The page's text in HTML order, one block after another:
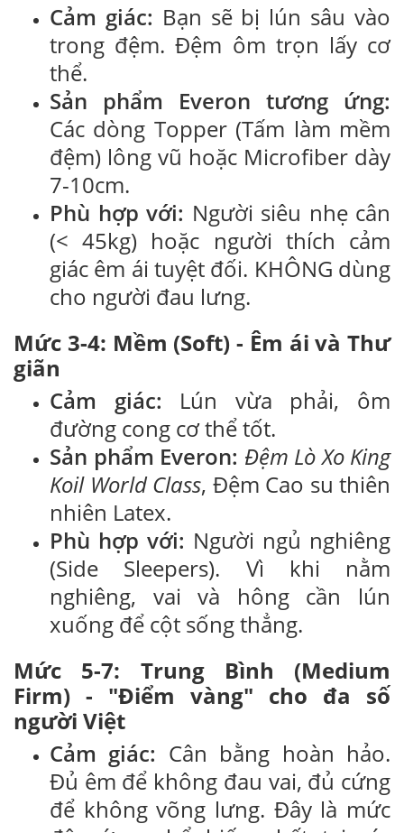
Cảm giác: Bạn sẽ bị lún sâu vào
trong đệm. Đệm ôm trọn lấy cơ
thể.
Sản phẩm Everon tương ứng:
Các dòng Topper (Tấm làm mềm
đệm) lông vũ hoặc Microfiber dày
7-10cm.
Phù hợp với: Người siêu nhẹ cân
(< 45kg) hoặc người thích cảm
giác êm ái tuyệt đối. KHÔNG dùng
cho người đau lưng.
Mức 3-4: Mềm (Soft) - Êm ái và Thư
giãn
Cảm giác: Lún vừa phải, ôm
đường cong cơ thể tốt.
Sản phẩm Everon: Đệm Lò Xo King
Koil World Class, Đệm Cao su thiên
nhiên Latex.
Phù hợp với: Người ngủ nghiêng
(Side Sleepers). Vì khi nằm
nghiêng, vai và hông cần lún
xuống để cột sống thẳng.
Mức 5-7: Trung Bình (Medium
Firm) - "Điểm vàng" cho đa số
người Việt
Cảm giác: Cân bằng hoàn hảo.
Đủ êm để không đau vai, đủ cứng
để không võng lưng. Đây là mức